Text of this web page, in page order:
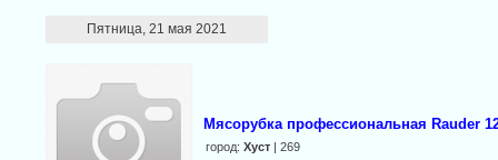
Пятница, 21 мая 2021
Мясорубка профессиональная Rauder
город: Хуст| 269